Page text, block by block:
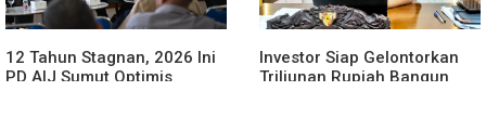
12 Tahun Stagnan, 2026 Ini
PD AIJ Sumut Optimis
Investor Siap Gelontorkan
Triliunan Rupiah Bangun